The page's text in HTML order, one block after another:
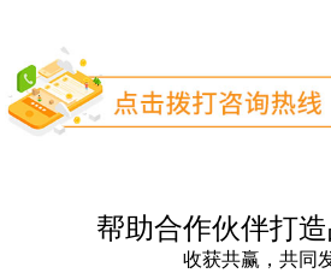
帮助合作伙伴打
收获共赢，共同